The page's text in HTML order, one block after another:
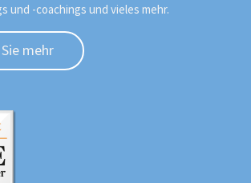
und -coachings und vieles mehr.
mehr